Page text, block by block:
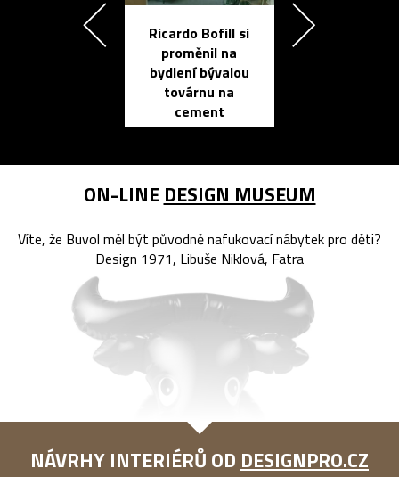
Ricardo Bofill si
proměnil na
bydlení bývalou
továrnu na
cement
ON-LINE DESIGN MUSEUM
Víte, že Buvol měl být původně nafukovací nábytek pro děti?
Design 1971, Libuše Niklová, Fatra
NÁVRHY INTERIÉRŮ OD DESIGNPRO.CZ